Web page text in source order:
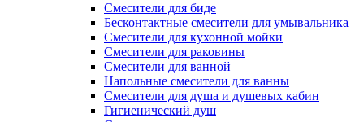
Смесители для биде
Бесконтактные смесители для умывальника
Смесители для кухонной мойки
Смесители для раковины
Смесители для ванной
Напольные смесители для ванны
Смесители для душа и душевых кабин
Гигиенический душ